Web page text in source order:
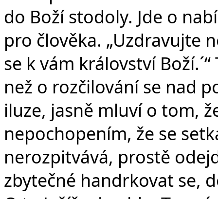
do Boží stodoly. Jde o
pro člověka. „Uzdravujte
se k vám království
než o rozčilování se nad
iluze, jasně mluví o tom,
nepochopením, že se
nerozpitvává, prostě
zbytečné handrkovat se,